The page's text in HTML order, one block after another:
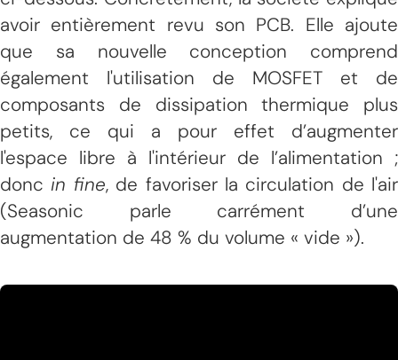
avoir entièrement revu son PCB. Elle ajoute
que sa nouvelle conception comprend
également l'utilisation de MOSFET et de
composants de dissipation thermique plus
petits, ce qui a pour effet d’augmenter
l'espace libre à l'intérieur de l’alimentation ;
doncin fine, de favoriser la circulation de l'air
(Seasonic parle carrément d’une
augmentation de 48 % du volume « vide »).